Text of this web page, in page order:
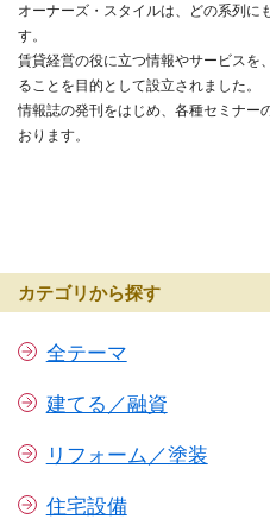
オーナーズ・スタイルは、どの系列に
す。
賃貸経営の役に立つ情報やサービスを
ることを目的として設立されました。
情報誌の発刊をはじめ、各種セミナー
おります。
カテゴリから探す
全テーマ
建てる／融資
リフォーム／塗装
住宅設備